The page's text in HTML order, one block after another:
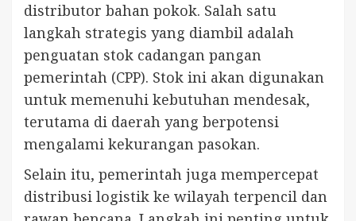
distributor bahan pokok. Salah satu
langkah strategis yang diambil adalah
penguatan stok cadangan pangan
pemerintah (CPP). Stok ini akan digunakan
untuk memenuhi kebutuhan mendesak,
terutama di daerah yang berpotensi
mengalami kekurangan pasokan.
Selain itu, pemerintah juga mempercepat
distribusi logistik ke wilayah terpencil dan